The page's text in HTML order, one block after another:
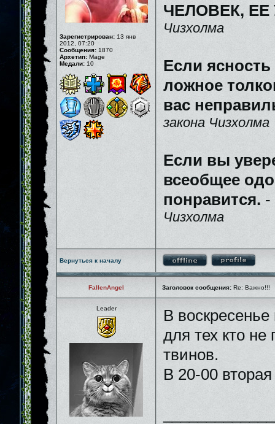
Зарегистрирован: 13 янв
2012, 07:20
Сообщения: 1870
Архетип: Mage
Медали: 10
ЧЕЛОВЕК,
Чизхолма
Если
ложное
вас
закона Чизхолма
Если вы
всеобщее
понравится. -
Чизхолма
Вернуться к началу
FallenAngel Заголовок сообщения: Re: Важно!!!
Leader
В
для тех кто
твинов.
В 20-00